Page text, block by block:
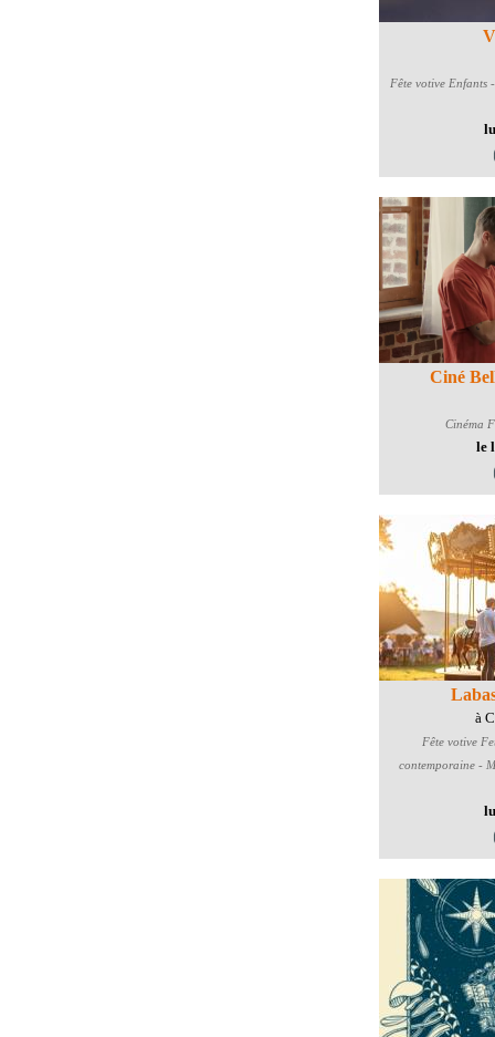
Fête votive Enfants
Ciné
Cinéma
le
à
Fête votive
contemporaine -